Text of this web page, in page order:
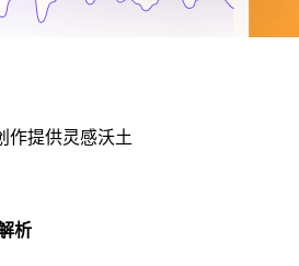
作提供灵感沃土
析